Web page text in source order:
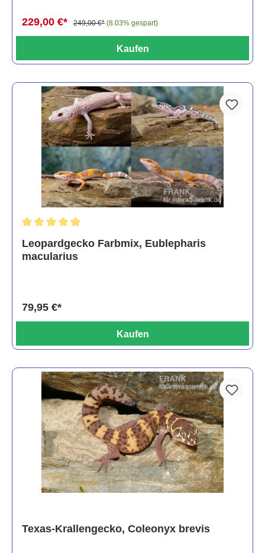
229,00 €* 249,00 €* (8.03% gespart)
Kaufen
Leopardgecko Farbmix, Eublepharis
macularius
79,95 €*
Kaufen
Texas-Krallengecko, Coleonyx brevis